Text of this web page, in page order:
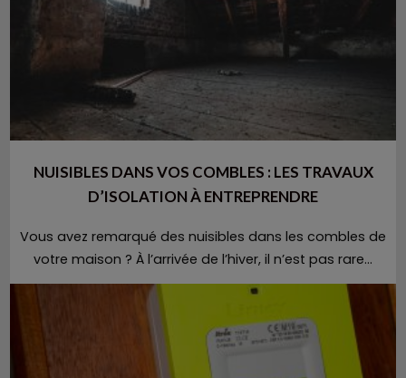
NUISIBLES DANS VOS COMBLES : LES TRAVAUX
D’ISOLATION À ENTREPRENDRE
Vous avez remarqué des nuisibles dans les combles de
votre maison ? À l’arrivée de l’hiver, il n’est pas rare...